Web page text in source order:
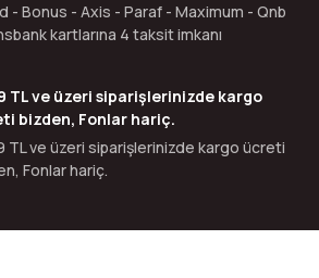
- Bonus - Axis - Paraf - Maximum - Qnb
kartlarına 4 taksit imkanı
TL ve üzeri siparişlerinizde kargo
bizden, Fonlar hariç.
TL ve üzeri siparişlerinizde kargo ücreti
Fonlar hariç.